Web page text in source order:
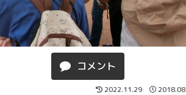
コメント
2022.11.29